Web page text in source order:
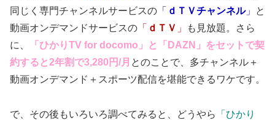
同じく専門チャンネルサービスの 「 ｄＴＶチャンネル」
と
動画オンデマンドサービスの 「 ｄＴＶ 」
も見放題。さら
に、
「ひかりTV for docomo」と「DAZN」をセットで契
約すると2年割で3,280円/月 とのことで、多チャンネル＋
動画オンデマンド＋スポーツ配信を堪能できるワケです。
で、その後もいろいろ調べてみると、どうやら
「ひかり